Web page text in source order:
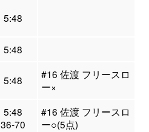
5:48
5:48
5:48
#16 佐渡 フリースロ
ー×
5:48
36-70
#16 佐渡 フリースロ
ー○(5点)